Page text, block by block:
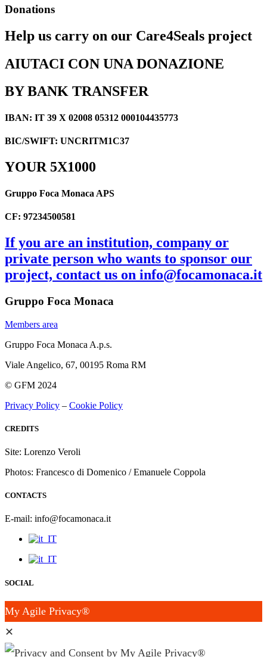
Donations
Help us carry on our Care4Seals project
AIUTACI CON UNA DONAZIONE
BY BANK TRANSFER
IBAN: IT 39 X 02008 05312 000104435773
BIC/SWIFT: UNCRITM1C37
YOUR 5X1000
Gruppo Foca Monaca APS
CF: 97234500581
If you are an institution, company or
private person who wants to sponsor our
project, contact us on info@focamonaca.it
Gruppo Foca Monaca
Members area
Gruppo Foca Monaca A.p.s.
Viale Angelico, 67, 00195 Roma RM
© GFM 2024
Privacy Policy – Cookie Policy
CREDITS
Site: Lorenzo Veroli
Photos: Francesco di Domenico /Emanuele Coppola
CONTACTS
E-mail: info@focamonaca.it
SOCIAL
My Agile Privacy®
✕